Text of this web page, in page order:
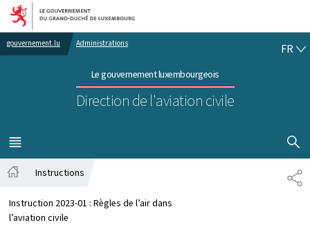
Aller au menu principal
Aller au contenu
gouvernement.lu Administrations
Le gouvernement luxembourgeois
Direction de l'aviation civile
FR
MENU
PRINCIPAL
Instructions
Instruction 2023-01 : Règles de l’air dans
l’aviation civile